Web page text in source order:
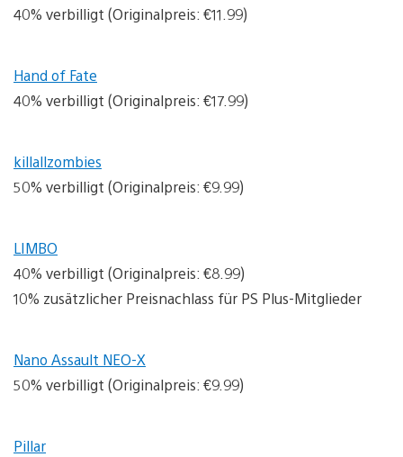
40% verbilligt (Originalpreis: €11.99)
Hand of Fate
40% verbilligt (Originalpreis: €17.99)
killallzombies
50% verbilligt (Originalpreis: €9.99)
LIMBO
40% verbilligt (Originalpreis: €8.99)
10% zusätzlicher Preisnachlass für PS Plus-Mitglieder
Nano Assault NEO-X
50% verbilligt (Originalpreis: €9.99)
Pillar